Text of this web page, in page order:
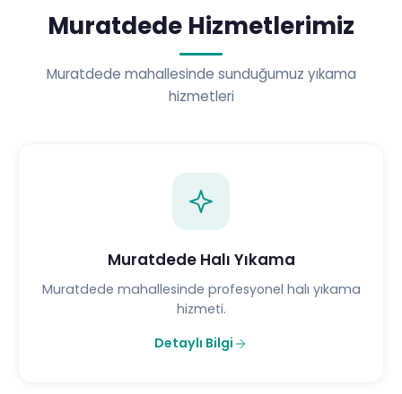
Muratdede Hizmetlerimiz
Muratdede mahallesinde sunduğumuz yıkama
hizmetleri
Muratdede Halı Yıkama
Muratdede mahallesinde profesyonel halı yıkama
hizmeti.
Detaylı Bilgi